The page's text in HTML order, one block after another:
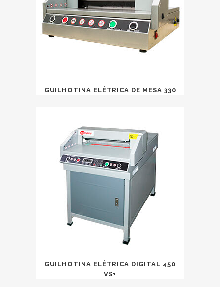
GUILHOTINA ELÉTRICA DE MESA 330
GUILHOTINA ELÉTRICA DIGITAL 450
VS+